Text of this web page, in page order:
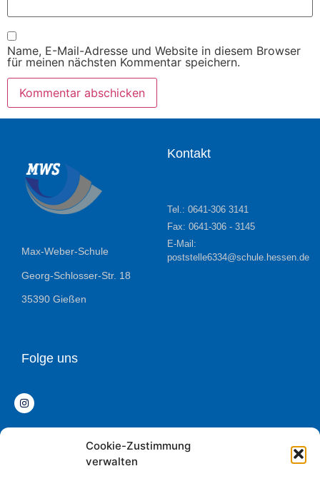
Cookie-Zustimmung
verwalten
Name, E-Mail-Adresse und Website in diesem Browser
für meinen nächsten Kommentar speichern.
Max-Weber-Schule
Georg-Schlosser-Str. 18
35390 Gießen
Kontakt
Tel.: 0641-306 3141
Fax: 0641-306 - 3145
E-Mail:
poststelle6334@schule.hessen.de
Folge uns
Datenschutz